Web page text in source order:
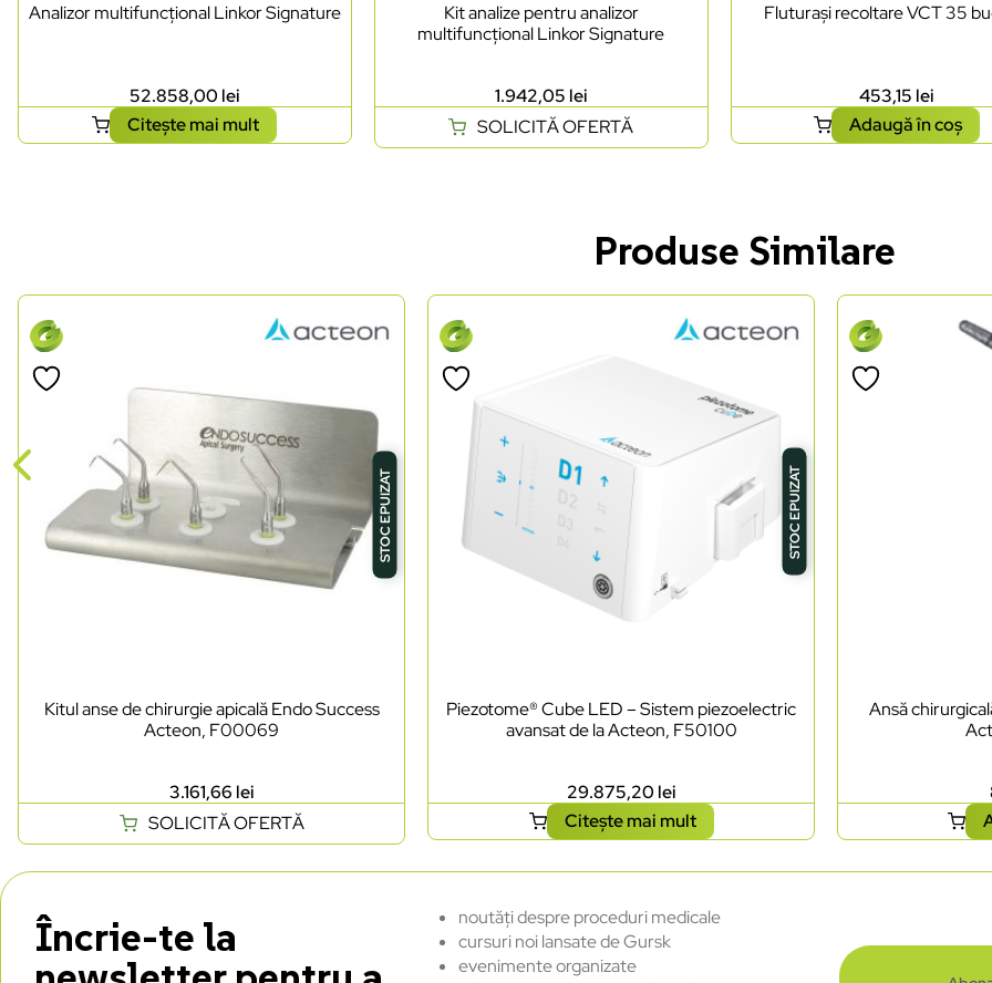
Analizor multifuncțional Linkor Signature
52.858,00 lei
Citește mai mult
Kit analize pentru analizor
multifuncțional Linkor Signature
1.942,05 lei
SOLICITĂ OFERTĂ
Fluturași recoltare VCT 35
453,15 lei
Adaugă în coș
Produse Similare
STOC EPUIZAT
Kitul anse de chirurgie apicală Endo Success
Acteon, F00069
3.161,66 lei
SOLICITĂ OFERTĂ
STOC EPUIZAT
Piezotome® Cube LED – Sistem piezoelectric
avansat de la Acteon, F50100
29.875,20 lei
Citește mai mult
Ansă
Încrie-te la
noutăți despre proceduri medicale
cursuri noi lansate de Gursk
evenimente organizate